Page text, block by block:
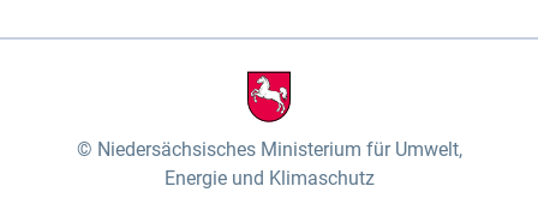
Niedersächsisches Ministerium für Umwelt,
Energie und Klimaschutz